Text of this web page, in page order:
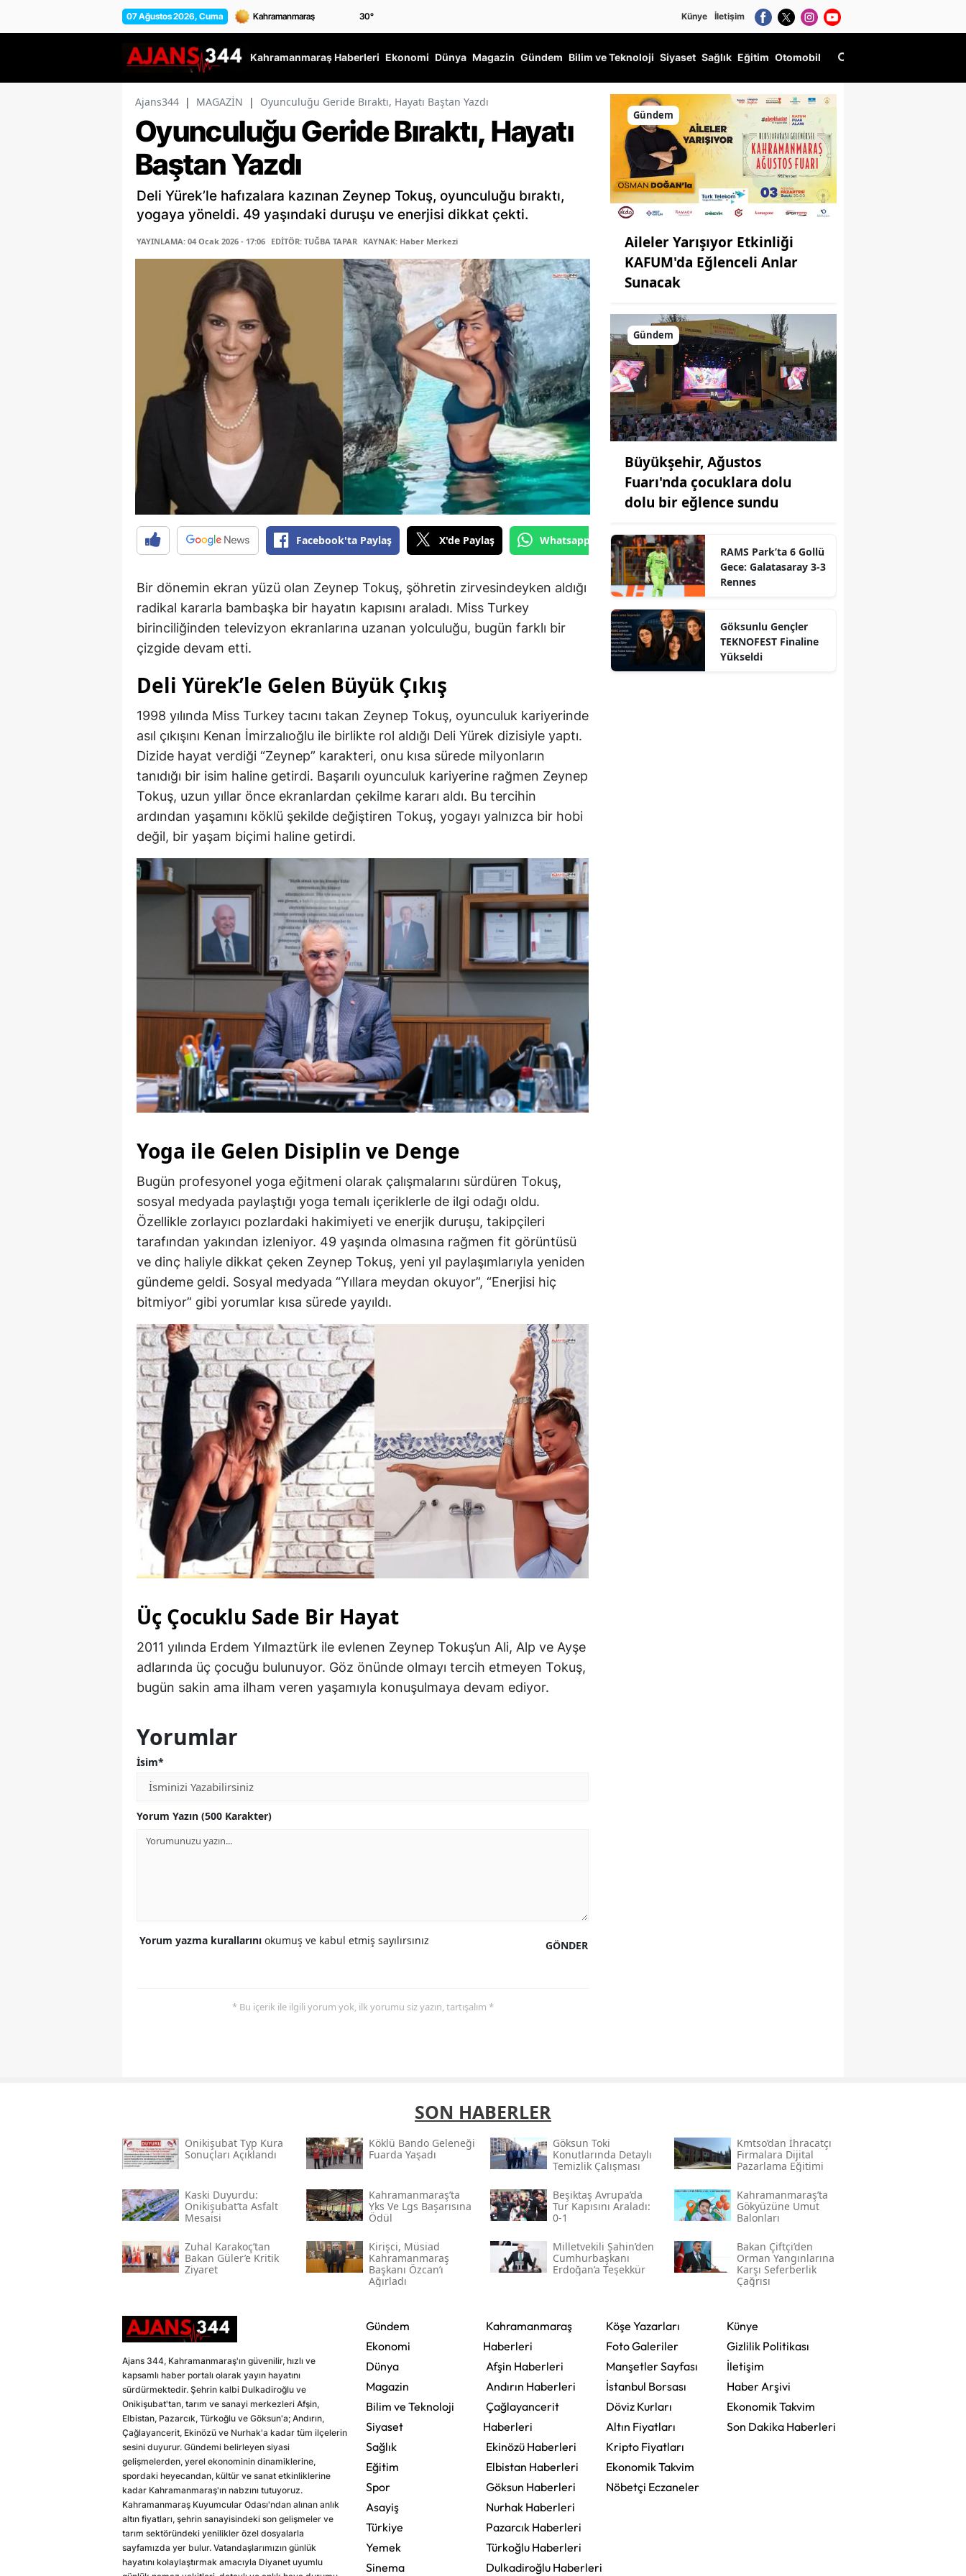
07 Ağustos 2026, Cuma 30° Künye İletişim
Kahramanmaraş Haberleri Ekonomi Dünya Magazin Gündem Bilim ve Teknoloji Siyaset Sağlık Eğitim Otomobil
Ajans344 | MAGAZİN | Oyunculuğu Geride Bıraktı, Hayatı Baştan Yazdı
Oyunculuğu Geride Bıraktı, Hayatı
Baştan Yazdı
Deli Yürek’le hafızalara kazınan Zeynep Tokuş, oyunculuğu bıraktı,
yogaya yöneldi. 49 yaşındaki duruşu ve enerjisi dikkat çekti.
YAYINLAMA: 04 Ocak 2026 - 17:06 EDİTÖR: TUĞBA TAPAR KAYNAK: Haber Merkezi
Facebook'ta Paylaş X'de Paylaş Whatsapp'tan Gönder
Bir dönemin ekran yüzü olan Zeynep Tokuş, şöhretin zirvesindeyken aldığı
radikal kararla bambaşka bir hayatın kapısını araladı. Miss Turkey
birinciliğinden televizyon ekranlarına uzanan yolculuğu, bugün farklı bir
çizgide devam etti.
Deli Yürek’le Gelen Büyük Çıkış
1998 yılında Miss Turkey tacını takan Zeynep Tokuş, oyunculuk kariyerinde
asıl çıkışını Kenan İmirzalıoğlu ile birlikte rol aldığı Deli Yürek dizisiyle yaptı.
Dizide hayat verdiği “Zeynep” karakteri, onu kısa sürede milyonların
tanıdığı bir isim haline getirdi. Başarılı oyunculuk kariyerine rağmen Zeynep
Tokuş, uzun yıllar önce ekranlardan çekilme kararı aldı. Bu tercihin
ardından yaşamını köklü şekilde değiştiren Tokuş, yogayı yalnızca bir hobi
değil, bir yaşam biçimi haline getirdi.
Yoga ile Gelen Disiplin ve Denge
Bugün profesyonel yoga eğitmeni olarak çalışmalarını sürdüren Tokuş,
sosyal medyada paylaştığı yoga temalı içeriklerle de ilgi odağı oldu.
Özellikle zorlayıcı pozlardaki hakimiyeti ve enerjik duruşu, takipçileri
tarafından yakından izleniyor. 49 yaşında olmasına rağmen fit görüntüsü
ve dinç haliyle dikkat çeken Zeynep Tokuş, yeni yıl paylaşımlarıyla yeniden
gündeme geldi. Sosyal medyada “Yıllara meydan okuyor”, “Enerjisi hiç
bitmiyor” gibi yorumlar kısa sürede yayıldı.
Üç Çocuklu Sade Bir Hayat
2011 yılında Erdem Yılmaztürk ile evlenen Zeynep Tokuş’un Ali, Alp ve Ayşe
adlarında üç çocuğu bulunuyor. Göz önünde olmayı tercih etmeyen Tokuş,
bugün sakin ama ilham veren yaşamıyla konuşulmaya devam ediyor.
Yorumlar
İsim*
Yorum Yazın (500 Karakter)
GÖNDER
Yorum yazma kurallarını okumuş ve kabul etmiş sayılırsınız
* Bu içerik ile ilgili yorum yok, ilk yorumu siz yazın, tartışalım *
Gündem
Aileler Yarışıyor Etkinliği
KAFUM'da Eğlenceli Anlar
Sunacak
Gündem
Büyükşehir, Ağustos
Fuarı'nda çocuklara dolu
dolu bir eğlence sundu
RAMS Park’ta 6 Gollü
Gece: Galatasaray 3-3
Rennes
Göksunlu Gençler
TEKNOFEST Finaline
Yükseldi
SON HABERLER
Onikişubat Typ Kura
Sonuçları Açıklandı
Köklü Bando Geleneği
Fuarda Yaşadı
Göksun Toki̇
Konutlarında Detaylı
Temizlik Çalışması
Kmtso’dan İhracatçı
Firmalara Dijital
Pazarlama Eğitimi
Kaski̇ Duyurdu:
Onikişubat’ta Asfalt
Mesaisi
Kahramanmaraş’ta
Yks Ve Lgs Başarısına
Ödül
Beşiktaş Avrupa’da
Tur Kapısını Araladı:
0-1
Kahramanmaraş’ta
Gökyüzüne Umut
Balonları
Zuhal Karakoç’tan
Bakan Güler’e Kritik
Ziyaret
Kirişci, Müsi̇ad
Kahramanmaraş
Başkanı Özcan’ı
Ağırladı
Milletvekili Şahin’den
Cumhurbaşkanı
Erdoğan’a Teşekkür
Bakan Çiftçi’den
Orman Yangınlarına
Karşı Seferberlik
Çağrısı
Ajans 344, Kahramanmaraş'ın güvenilir, hızlı ve
kapsamlı haber portalı olarak yayın hayatını
sürdürmektedir. Şehrin kalbi Dulkadiroğlu ve
Onikişubat'tan, tarım ve sanayi merkezleri Afşin,
Elbistan, Pazarcık, Türkoğlu ve Göksun'a; Andırın,
Çağlayancerit, Ekinözü ve Nurhak'a kadar tüm ilçelerin
sesini duyurur. Gündemi belirleyen siyasi
gelişmelerden, yerel ekonominin dinamiklerine,
spordaki heyecandan, kültür ve sanat etkinliklerine
kadar Kahramanmaraş'ın nabzını tutuyoruz.
Kahramanmaraş Kuyumcular Odası'ndan alınan anlık
altın fiyatları, şehrin sanayisindeki son gelişmeler ve
tarım sektöründeki yenilikler özel dosyalarla
sayfamızda yer bulur. Vatandaşlarımızın günlük
hayatını kolaylaştırmak amacıyla Diyanet uyumlu
Gündem
Ekonomi
Dünya
Magazin
Bilim ve Teknoloji
Siyaset
Sağlık
Eğitim
Spor
Asayiş
Türkiye
Yemek
Sinema
Kahramanmaraş
Haberleri
Afşin Haberleri
Andırın Haberleri
Çağlayancerit
Haberleri
Ekinözü Haberleri
Elbistan Haberleri
Göksun Haberleri
Nurhak Haberleri
Pazarcık Haberleri
Türkoğlu Haberleri
Dulkadiroğlu Haberleri
Köşe Yazarları
Foto Galeriler
Manşetler Sayfası
İstanbul Borsası
Döviz Kurları
Altın Fiyatları
Kripto Fiyatları
Ekonomik Takvim
Nöbetçi Eczaneler
Künye
Gizlilik Politikası
İletişim
Haber Arşivi
Ekonomik Takvim
Son Dakika Haberleri